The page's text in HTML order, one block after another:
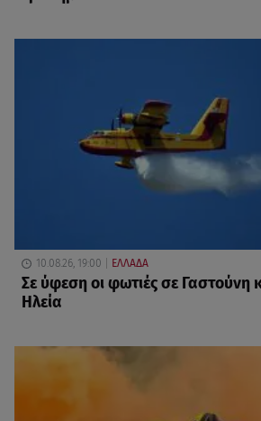
10.08.26, 19:00 ΕΛΛΑΔΑ
Σε ύφεση οι φωτιές σε Γαστούνη
Ηλεία